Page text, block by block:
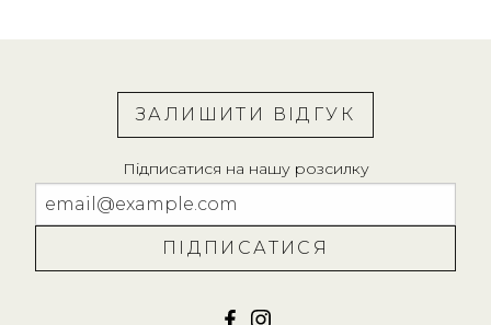
ЗАЛИШИТИ ВІДГУК
Підписатися на нашу розсилку